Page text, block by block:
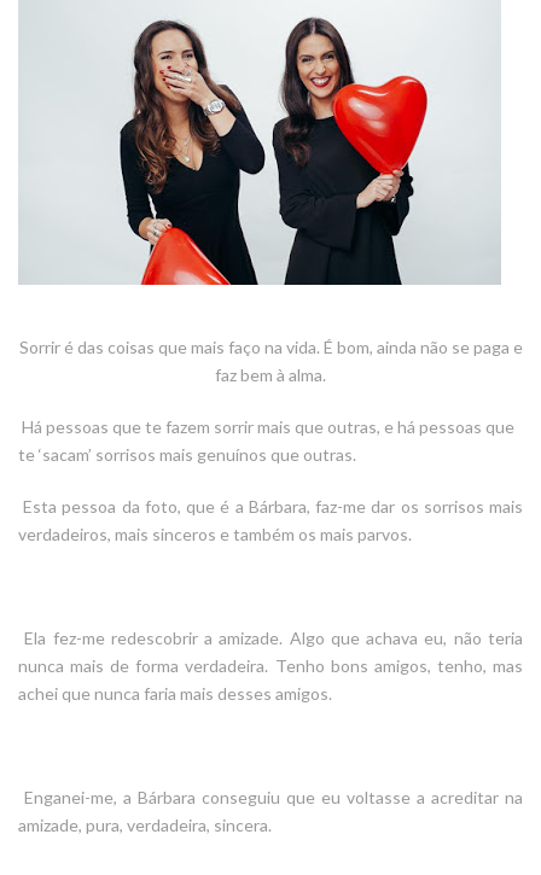
Sorrir é das coisas que mais faço na vida. É bom, ainda não se paga e
faz bem à alma.
Há pessoas que te fazem sorrir mais que outras, e há pessoas que
te ‘sacam’ sorrisos mais genuínos que outras.
Esta pessoa da foto, que é a Bárbara, faz-me dar os sorrisos mais
verdadeiros, mais sinceros e também os mais parvos.
Ela fez-me redescobrir a amizade. Algo que achava eu, não teria
nunca mais de forma verdadeira. Tenho bons amigos, tenho, mas
achei que nunca faria mais desses amigos.
Enganei-me, a Bárbara conseguiu que eu voltasse a acreditar na
amizade, pura, verdadeira, sincera.